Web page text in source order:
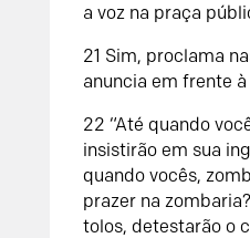
a voz na praça
21 Sim, proclama
anuncia em frente
22 “Até quando
insistirão em sua
quando vocês,
prazer na
tolos, detestarão o